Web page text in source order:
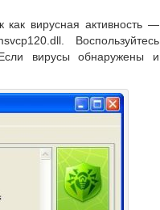
вирусная активность —
Воспользуйтесь
вирусы обнаружены и